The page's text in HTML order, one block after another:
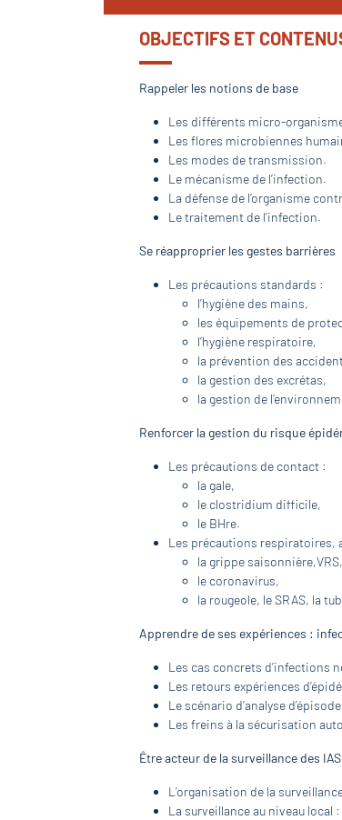
OBJECTIFS ET
Rappeler les notions de base
Les différents micro-
Les flores microbiennes
Les modes de transmission.
Le mécanisme de l’infection.
La défense de l’organisme
Le traitement de l’infection.
Se réapproprier les gestes barrières
Les précautions standards :
l’hygiène des mains,
les équipements de
l’hygiène respiratoire,
la prévention des
la gestion des excrétas,
la gestion de
Renforcer la gestion du risque
Les précautions de contact :
la gale,
le clostridium difficile,
le BHre.
Les précautions respiratoires,
la grippe
le coronavirus,
la rougeole, le SRAS, la
Apprendre de ses expériences :
Les cas concrets d’infections
Les retours expériences
Le scénario d’analyse
Les freins à la sécurisation
Être acteur de la surveillance des
L’organisation de la
La surveillance au niveau local :